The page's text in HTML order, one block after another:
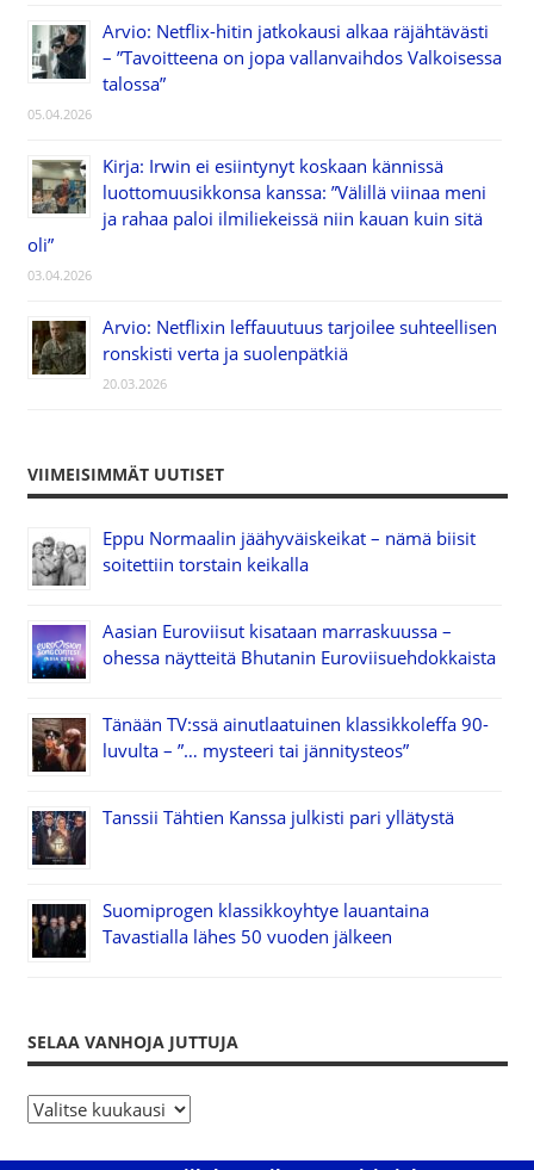
Arvio: Netflix-hitin jatkokausi alkaa räjähtävästi
– ”Tavoitteena on jopa vallanvaihdos Valkoisessa
talossa”
05.04.2026
Kirja: Irwin ei esiintynyt koskaan kännissä
luottomuusikkonsa kanssa: ”Välillä viinaa meni
ja rahaa paloi ilmiliekeissä niin kauan kuin sitä
oli”
03.04.2026
Arvio: Netflixin leffauutuus tarjoilee suhteellisen
ronskisti verta ja suolenpätkiä
20.03.2026
VIIMEISIMMÄT UUTISET
Eppu Normaalin jäähyväiskeikat – nämä biisit
soitettiin torstain keikalla
Aasian Euroviisut kisataan marraskuussa –
ohessa näytteitä Bhutanin Euroviisuehdokkaista
Tänään TV:ssä ainutlaatuinen klassikkoleffa 90-
luvulta – ”… mysteeri tai jännitysteos”
Tanssii Tähtien Kanssa julkisti pari yllätystä
Suomiprogen klassikkoyhtye lauantaina
Tavastialla lähes 50 vuoden jälkeen
SELAA VANHOJA JUTTUJA
S